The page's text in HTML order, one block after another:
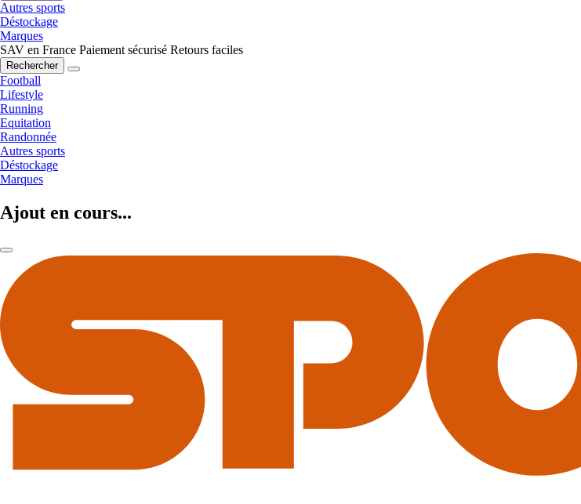
Autres sports
Déstockage
Marques
SAV en France Paiement sécurisé Retours faciles
Rechercher
Football
Lifestyle
Running
Equitation
Randonnée
Autres sports
Déstockage
Marques
Ajout en cours...